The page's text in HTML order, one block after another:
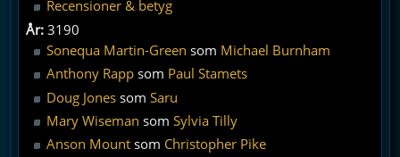
Recensioner & betyg
År:3190
Sonequa Martin-Green som Michael Burnham
Anthony Rappsom Paul Stamets
Doug Jonessom Saru
Mary Wiseman som Sylvia Tilly
Anson Mountsom Christopher Pike